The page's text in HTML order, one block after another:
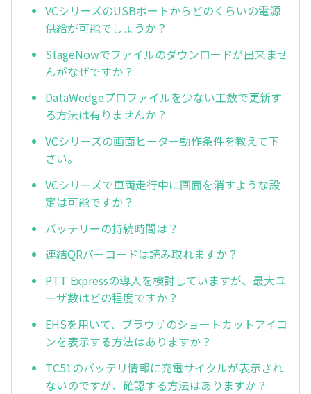
VCシリーズのUSBポートからどのくらいの電源
供給が可能でしょうか？
StageNowでファイルのダウンロードが出来ませ
んがなぜですか？
DataWedgeプロファイルを少ない工数で更新す
る方法は有りませんか？
VCシリーズの画面ヒーター動作条件を教えて下
さい。
VCシリーズで車両走行中に画面を消すような設
定は可能ですか？
バッテリーの持続時間は？
連結QRバーコードは読み取れますか？
PTT Expressの導入を検討していますが、最大ユ
ーザ数はどの程度ですか？
EHSを用いて、ブラウザのショートカットアイコ
ンを表示する方法はありますか？
TC51のバッテリ情報に充電サイクルが表示され
ないのですが、確認する方法はありますか？